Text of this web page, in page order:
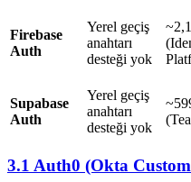
Firebase
Auth
Yerel geçiş
anahtarı
desteği yok
Supabase
Auth
Yerel geçiş
anahtarı
desteği yok
3.1 Auth0 (Okta